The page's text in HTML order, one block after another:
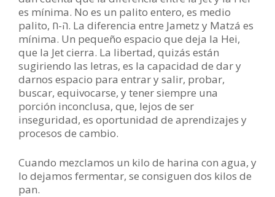
es mínima. No es un palito entero, es medio
palito, ה-ח. La diferencia entre Jametz y Matzá es
mínima. Un pequeño espacio que deja la Hei,
que la Jet cierra. La libertad, quizás están
sugiriendo las letras, es la capacidad de dar y
darnos espacio para entrar y salir, probar,
buscar, equivocarse, y tener siempre una
porción inconclusa, que, lejos de ser
inseguridad, es oportunidad de aprendizajes y
procesos de cambio.
Cuando mezclamos un kilo de harina con agua, y
lo dejamos fermentar, se consiguen dos kilos de
pan.